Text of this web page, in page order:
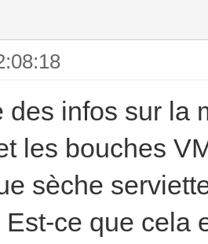
des infos sur la
les bouches
sèche
ce que cela